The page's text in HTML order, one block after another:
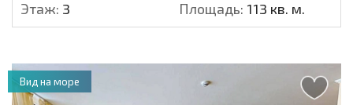
Этаж: 3 Площадь: 113 кв. м.
Вид на море